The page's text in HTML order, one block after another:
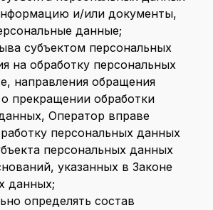
и/или документы,
данные;
субъектом персональных
на обработку персональных
направления обращения
прекращении обработки
Оператор вправе
персональных данных
персональных данных
указанных в Законе
данных;
определять состав